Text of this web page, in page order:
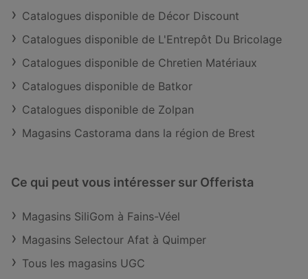
Catalogues disponible de Décor Discount
Catalogues disponible de L'Entrepôt Du Bricolage
Catalogues disponible de Chretien Matériaux
Catalogues disponible de Batkor
Catalogues disponible de Zolpan
Magasins Castorama dans la région de Brest
Ce qui peut vous intéresser sur Offerista
Magasins SiliGom à Fains-Véel
Magasins Selectour Afat à Quimper
Tous les magasins UGC